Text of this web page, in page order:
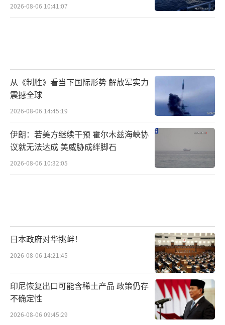
程。北约作为协调中枢，统筹成员国的军备交
与，预计至少还有4个国家将加入该计划。
万青松认为，美国改由向欧洲出售武器，
旨在避免乌克兰军队遭遇更大失败。乌军能否
改变战场劣势取决于欧洲所能购买的武器数量
以及美国军工复合体的生产能力。提倡在海外
采取克制军事政策的智库“国防优先”高级研
年才能到货。
与此同时，俄罗斯已于5月初发起新一轮夏
季攻势，意在深入顿涅茨克州东部，并在苏梅
州东北部开辟缓冲区。英国广播公司报道称，
俄罗斯的大部分袭击集中在三个地区——与俄罗
斯库尔斯克接壤的乌克兰苏梅州、波克罗夫斯
2026-08-06 10:41:07
从《制胜》看当下国际形势 解放军实力
震撼全球
2026-08-06 14:45:19
伊朗：若美方继续干预 霍尔木兹海峡协
议就无法达成 美威胁成绊脚石
2026-08-06 10:32:05
日本政府对华挑衅！
2026-08-06 14:21:45
印尼恢复出口可能含稀土产品 政策仍存
不确定性
2026-08-06 09:45:29